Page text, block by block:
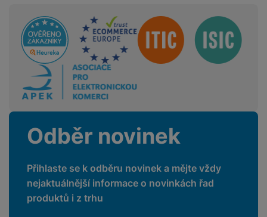
Sdružení
Odběr novinek
Přihlaste se k odběru novinek a mějte vždy
nejaktuálnější informace o novinkách řad
produktů i z trhu